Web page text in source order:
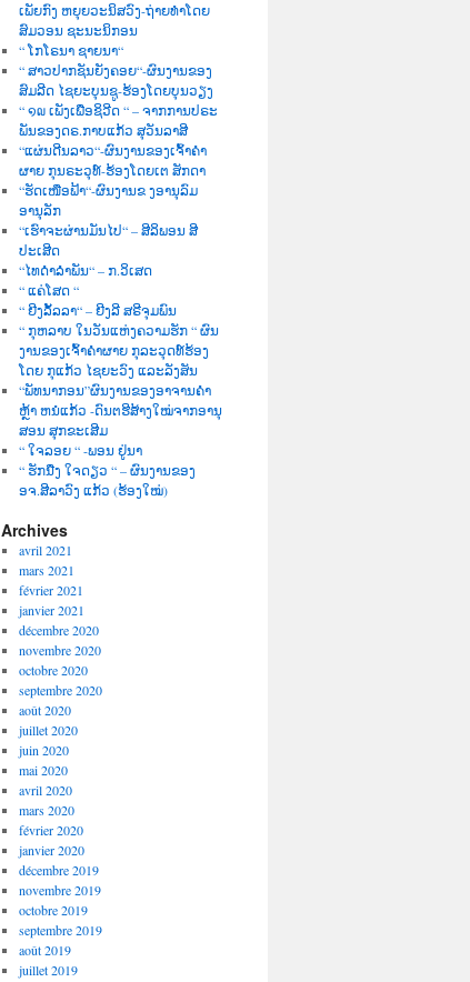
ເພັຍກົງ ຫຍຸຍວະນິສວົງ-ຖ່າຍທຳໂດຍ
ສົມວອນ ຊະນະນິກອນ
“ ໂກໂຣນາ ຊາຍນາ“
“ ສາວປາກຊັນຍັງຄອຍ“-ຜົນງານຂອງ
ສົມລີດ ໄຊຍະບຸນຊູ-ຮ້ອງໂດຍບຸນວຽງ
“ ໑໙ ເພັງເພື່ອຊິວີດ “ – ຈາກການປຣະ
ພັນຂອງດຣ.ກາບແກ້ວ ສຸວັນລາສີ
“ແຜ່ນດີນລາວ“-ຜົນງານຂອງເຈົ້າຄຳ
ຜາຍ ກຸນຣະວຸທ໌-ຮ້ອງໂດຍເຕ ສັກດາ
“ຮັດເໜືອຟ້າ“-ຜົນງານຂ ງອານຸລົມ
ອານຸລັກ
“ເຮົາຈະຜ່ານມັນໄປ“ – ສີລິພອນ ສີ
ປະເສີດ
“ໄທດຳລຳພັນ“ – ກ.ວິເສດ
“ ແຄ່ໂສດ “
“ ຍີງລັ້ລລາ“ – ຍີງລີ ສຣີຈຸມພົນ
“ ກຸຫລາບ ໃນວັນແຫ່ງຄວາມຮັກ “ ຜົນ
ງານຂອງເຈົ້າຄຳຜາຍ ກຸລະວຸດທ໌ຮ້ອງ
ໂດຍ ກຸແກ້ວ ໄຊຍະວົງ ແລະລັງສັນ
“ພັທນາກອນ”ຜົນງານຂອງອາຈານຄຳ
ຫຼ້າ ຫນໍແກ້ວ -ດົນຕຮີສ້າງໃໝ່ຈາກອານຸ
ສອນ ສຸກຂະເສີມ
“ ໃຈລອຍ “ -ພອນ ຢູ່ນາ
“ ຮັກນື່ງ ໃຈດຽວ “ – ຜົນງານຂອງ
ອຈ.ສີລາວົງ ແກ້ວ (ຮ້ອງໃໝ່)
Archives
avril 2021
mars 2021
février 2021
janvier 2021
décembre 2020
novembre 2020
octobre 2020
septembre 2020
août 2020
juillet 2020
juin 2020
mai 2020
avril 2020
mars 2020
février 2020
janvier 2020
décembre 2019
novembre 2019
octobre 2019
septembre 2019
août 2019
juillet 2019